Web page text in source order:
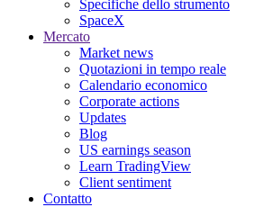
Specifiche dello strumento
SpaceX
Mercato
Market news
Quotazioni in tempo reale
Calendario economico
Corporate actions
Updates
Blog
US earnings season
Learn TradingView
Client sentiment
Contatto